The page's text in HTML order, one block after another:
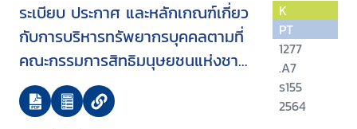
ระเบียบ ประกาศ และหลักเกณฑ์เกี่ยว
กับการบริหารทรัพยากรบุคคลตามที่
คณะกรรมการสิทธิมนุษยชนแห่งชาติ
กำหนด
K
PT
1277
.A7
ร155
2564